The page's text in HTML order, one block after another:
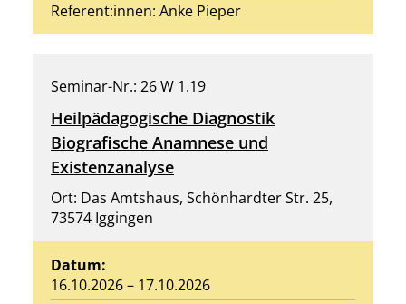
Referent:innen: Anke Pieper
Seminar-Nr.: 26 W 1.19
Heilpädagogische Diagnostik
Biografische Anamnese und
Existenzanalyse
Ort: Das Amtshaus, Schönhardter Str. 25,
73574 Iggingen
Datum:
16.10.2026 – 17.10.2026